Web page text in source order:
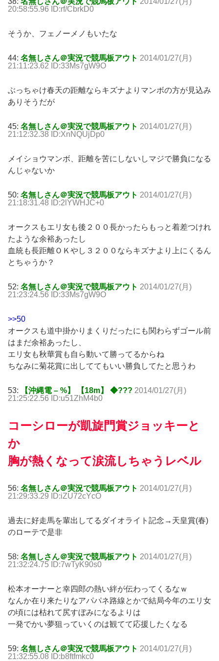
20:58:55.96 ID:rf/CbrkD0
そうか、フェノーメノもいたな
44: 名無しさん＠実況で競馬板アウト 2014/01/27(月)
21:11:23.62 ID:33Ms7gW9O
ぶっちゃけ春天の距離ならキズナよりマンボの方が見込み
ありそうだが
45: 名無しさん＠実況で競馬板アウト 2014/01/27(月)
21:12:32.38 ID:XnNQUjDp0
メイショウマンボ、距離を苦にしないしマジで勝負になる
んじゃないか
50: 名無しさん＠実況で競馬板アウト 2014/01/27(月)
21:18:31.48 ID:2lYWHJC+0
オークスもエリ女も後２００長かったらもっと着差つけれ
たような余裕あったし
血統も長距離ＯＫやし３２００ならキズナより上にくるん
とちゃうか？
52: 名無しさん＠実況で競馬板アウト 2014/01/27(月)
21:23:24.56 ID:33Ms7gW9O
>>50
オークスも道中掛かりまくりだったにも関わらずゴール前
はまだ余裕あったし、
エリ女も秋華賞も自ら動いて勝ってるからね
ちなみに菊花賞に出しててもいい勝負してたと思うわ
53: 【沖縄電 – %】 【18m】 ◆??? 2014/01/27(月)
21:25:22.56 ID:u51ZhM4b0
コーシローが凱旋門賞ジョッキーと
か
胸が熱くなって涙流しちゃうレベル
56: 名無しさん＠実況で競馬板アウト 2014/01/27(月)
21:29:33.29 ID:iZU72cYcO
過去に好走馬を輩出してるダイオライト記念→天皇賞(春)
のローテで是非
58: 名無しさん＠実況で競馬板アウト 2014/01/27(月)
21:32:24.75 ID:7wTyK90s0
松本オーナーと幸四郎の熱い絆が伝わってくるなｗ
なんか在り来たりなアパパネ路線とかで結局今年のエリ女
の頃には枯れて尻すぼみになるよりは
一発でかい夢狙っていくのは観てて応援したくなる
59: 名無しさん＠実況で競馬板アウト 2014/01/27(月)
21:32:55.08 ID:b8ftfmkc0